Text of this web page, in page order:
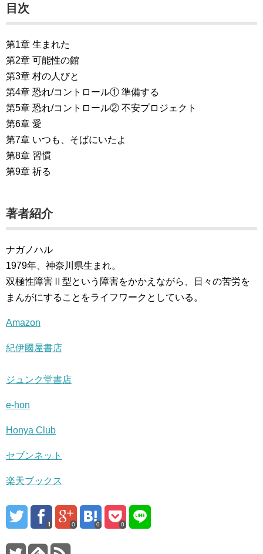
目次
第1章 生まれた
第2章 可能性の館
第3章 村の人びと
第4章 恐れ/コントロール① 準備する
第5章 恐れ/コントロール② 不安プロジェクト
第6章 愛
第7章 いつも、そばにいたよ
第8章 習慣
第9章 祈る
著者紹介
ナガノハル
1979年、神奈川県生まれ。
双極性障害Ⅱ型という障害をかかえながら、日々の苦労を
まんがにすることをライフワークとしている。
Amazon
紀伊國屋書店
ジュンク堂書店
e-hon
Honya Club
セブンネット
楽天ブックス
0 0 0